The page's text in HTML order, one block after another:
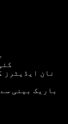
نان ایڈیٹرز
باریک بینی